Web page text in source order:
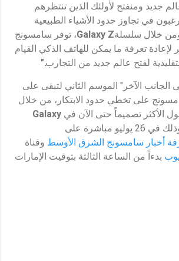
جديد ومنفتح لأولئك الذين تنتظرهم
في تجاوز حدود الأشياء الطبيعية
خلال سلسلةGalaxy Z، توفر سامسونج
لإعادة تعرفة ما يمكن للهاتف الذكي القيام
لفتح عالم جديد من التجارب."
الجانب الآخر" الموسم الثاني لتبقى على
على تخطي حدود الابتكار، من خلال
الأكثر تصميماً حتى الآن في Galaxy
وذلك في 26 يوليو مباشرة على
أخبار سامسونج الشرق الأوسط وقناة
بدءاً من الساعة الثالثة بتوقيت الإمارات